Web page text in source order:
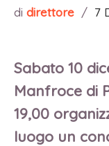
di direttore / 7
Sabato 10
Manfroce di
19,00
luogo un